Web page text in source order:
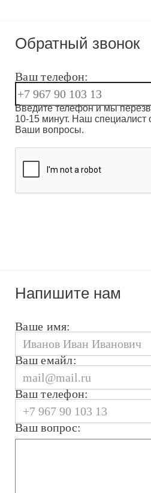
Обратный звонок
Ваш телефон:
Введите телефон и мы
10-15 минут. Наш
Ваши вопросы.
Напишите нам
Ваше имя:
Ваш емайл:
Ваш телефон:
Ваш вопрос: